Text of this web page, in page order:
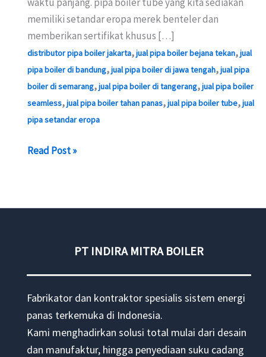
memiliki setandar eropa merek benteler dan
memberikan sertifikat khusus […]
distributor pipa boiler jakarta,jual pipa boiler bejana tekan,jual
pipa boiler di bandung,jual pipa boiler di jawa tengah,jual pipa
boiler di semarang,jual pipa boiler di tangerang,jual pipa boiler
seamless,jual pipa boiler tahan panas,jual pipa boiler tube,jual
pipa setandar eropa
Jual
Read Post »
PT INDIRA MITRA BOILER
Fabrikator dan kontraktor spesialis sistem energi
panas terkemuka di Indonesia.
Kami menghadirkan solusi total mulai dari desain
dan manufaktur, hingga penyediaan suku cadang